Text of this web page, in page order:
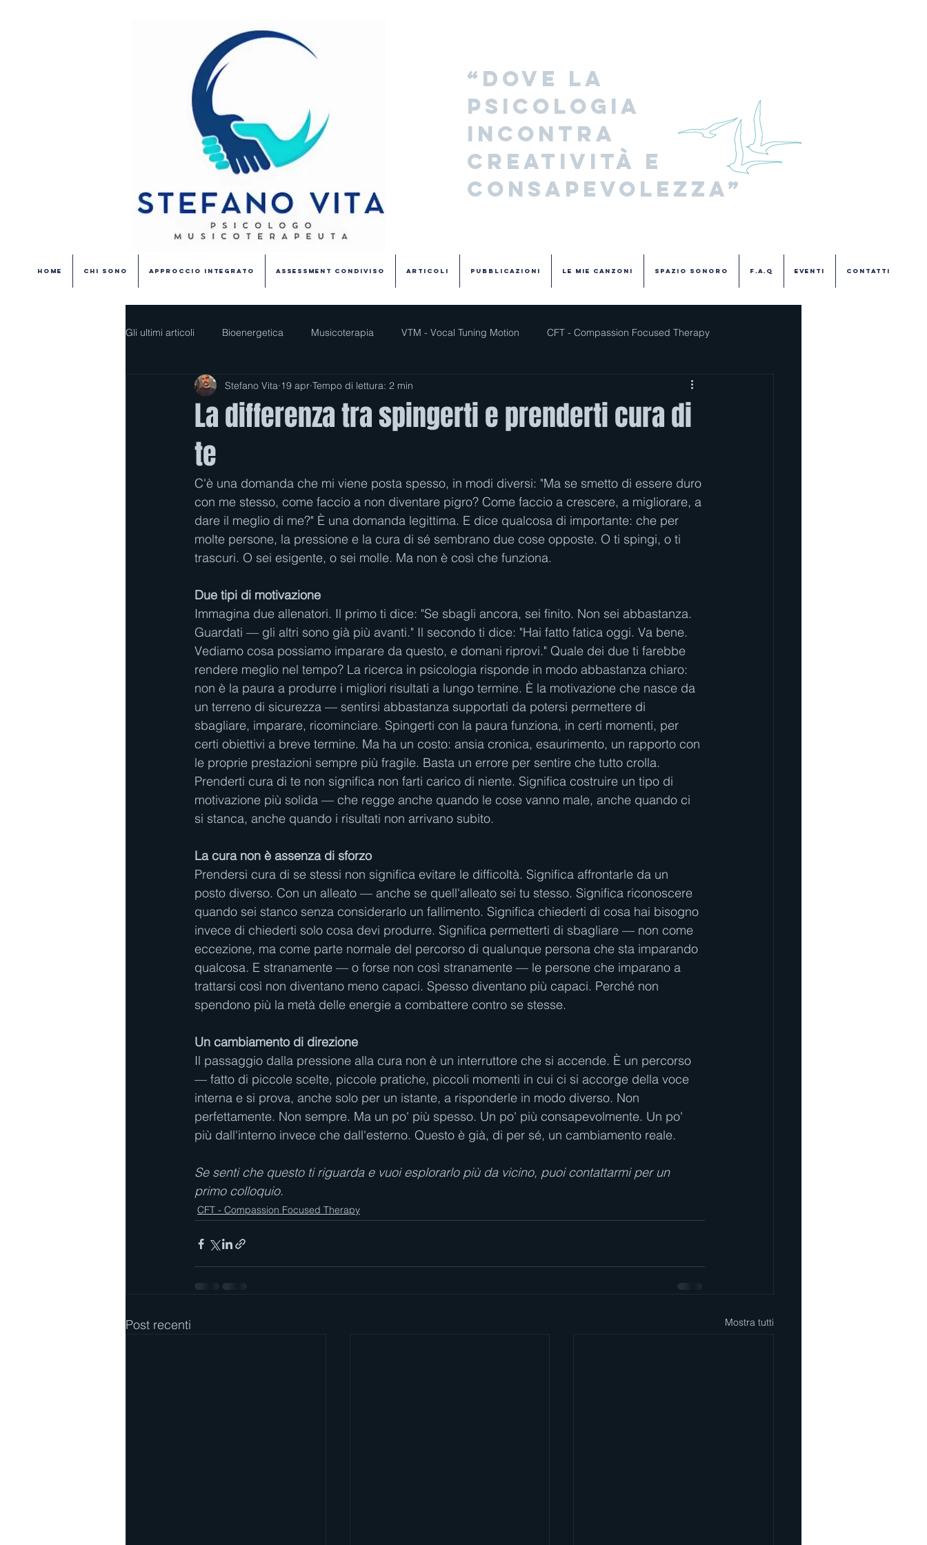
“Dove la
psicologia
incontra
creatività e
consapevolezza”
Home Chi Sono Approccio Integrato Assessment Condiviso Articoli Pubblicazioni Le Mie Canzoni Spazio Sonoro F.A.Q Eventi Contatti
Gli ultimi articoli Bioenergetica Musicoterapia VTM - Vocal Tuning Motion CFT - Compassion Focused Therapy
La differenza tra spingerti e prenderti cura di
te
Stefano Vita 19 apr Tempo di lettura: 2 min
C'è una domanda che mi viene posta spesso, in modi diversi: "Ma se smetto di essere duro
con me stesso, come faccio a non diventare pigro? Come faccio a crescere, a migliorare, a
dare il meglio di me?" È una domanda legittima. E dice qualcosa di importante: che per
molte persone, la pressione e la cura di sé sembrano due cose opposte. O ti spingi, o ti
trascuri. O sei esigente, o sei molle. Ma non è così che funziona.
Due tipi di motivazione
Immagina due allenatori. Il primo ti dice: "Se sbagli ancora, sei finito. Non sei abbastanza.
Guardati — gli altri sono già più avanti." Il secondo ti dice: "Hai fatto fatica oggi. Va bene.
Vediamo cosa possiamo imparare da questo, e domani riprovi." Quale dei due ti farebbe
rendere meglio nel tempo? La ricerca in psicologia risponde in modo abbastanza chiaro:
non è la paura a produrre i migliori risultati a lungo termine. È la motivazione che nasce da
un terreno di sicurezza — sentirsi abbastanza supportati da potersi permettere di
sbagliare, imparare, ricominciare. Spingerti con la paura funziona, in certi momenti, per
certi obiettivi a breve termine. Ma ha un costo: ansia cronica, esaurimento, un rapporto con
le proprie prestazioni sempre più fragile. Basta un errore per sentire che tutto crolla.
Prenderti cura di te non significa non farti carico di niente. Significa costruire un tipo di
motivazione più solida — che regge anche quando le cose vanno male, anche quando ci
si stanca, anche quando i risultati non arrivano subito.
La cura non è assenza di sforzo
Prendersi cura di se stessi non significa evitare le difficoltà. Significa affrontarle da un
posto diverso. Con un alleato — anche se quell'alleato sei tu stesso. Significa riconoscere
quando sei stanco senza considerarlo un fallimento. Significa chiederti di cosa hai bisogno
invece di chiederti solo cosa devi produrre. Significa permetterti di sbagliare — non come
eccezione, ma come parte normale del percorso di qualunque persona che sta imparando
qualcosa. E stranamente — o forse non così stranamente — le persone che imparano a
trattarsi così non diventano meno capaci. Spesso diventano più capaci. Perché non
spendono più la metà delle energie a combattere contro se stesse.
Un cambiamento di direzione
Il passaggio dalla pressione alla cura non è un interruttore che si accende. È un percorso
— fatto di piccole scelte, piccole pratiche, piccoli momenti in cui ci si accorge della voce
interna e si prova, anche solo per un istante, a risponderle in modo diverso. Non
perfettamente. Non sempre. Ma un po' più spesso. Un po' più consapevolmente. Un po'
più dall'interno invece che dall'esterno. Questo è già, di per sé, un cambiamento reale.
Se senti che questo ti riguarda e vuoi esplorarlo più da vicino, puoi contattarmi per un
primo colloquio.
CFT - Compassion Focused Therapy
Post recenti Mostra tutti